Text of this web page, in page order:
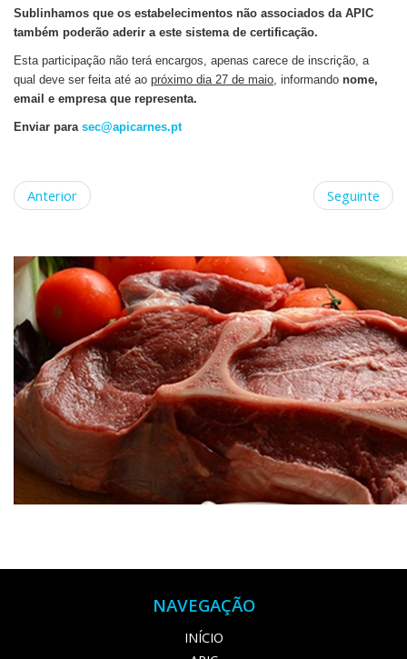
Sublinhamos que os estabelecimentos não associados da APIC
também poderão aderir a este sistema de certificação.
Esta participação não terá encargos, apenas carece de inscrição, a
qual deve ser feita até ao próximo dia 27 de maio, informando nome,
email e empresa que representa.
Enviar para sec@apicarnes.pt
Anterior Seguinte
NAVEGAÇÃO
INÍCIO